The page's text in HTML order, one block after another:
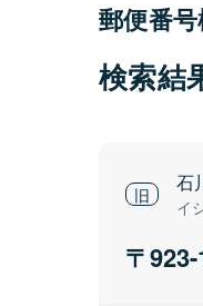
郵便番
検索結
石
イ